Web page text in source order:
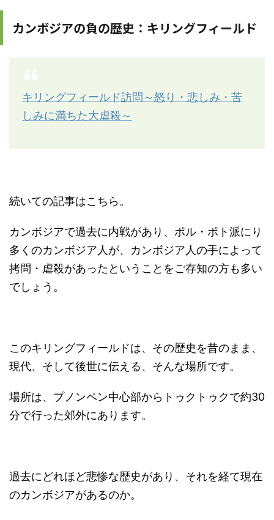
カンボジアの負の歴史：キリングフィールド
キリングフィールド訪問～怒り・悲しみ・苦
しみに満ちた大虐殺～
続いての記事はこちら。
カンボジアで過去に内戦があり、ポル・ポト派にり
多くのカンボジア人が、カンボジア人の手によって
拷問・虐殺があったということをご存知の方も多い
でしょう。
このキリングフィールドは、その歴史を昔のまま、
現代、そして後世に伝える、そんな場所です。
場所は、プノンペン中心部からトゥクトゥクで約30
分で行った郊外にあります。
過去にどれほど悲惨な歴史があり、それを経て現在
のカンボジアがあるのか。